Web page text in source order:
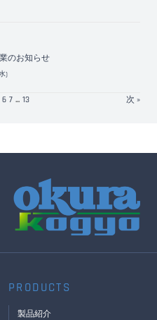
のお知らせ
)
6 7 ... 13 次 »
PRODUCTS
製品紹介